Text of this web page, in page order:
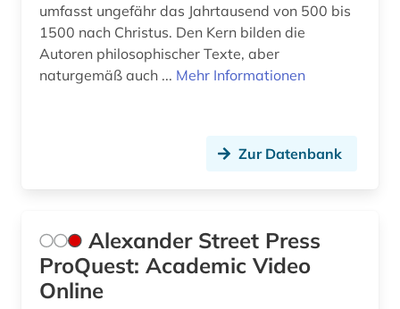
frankreich (5)
franziskanerorden (1)
friedcrich von (1)
friedensforschung (1)
umfasst ungefähr das Jahrtausend von 500 bis
1500 nach Christus. Den Kern bilden die
Autoren philosophischer Texte, aber
naturgemäß auch ... Mehr Informationen
Zur Datenbank
Alexander Street Press
ProQuest: Academic Video
Online